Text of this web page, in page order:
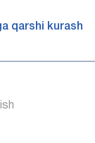
qarshi kurash